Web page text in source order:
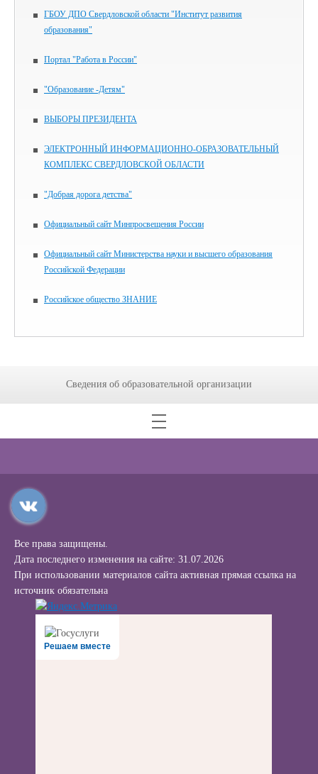
ГБОУ ДПО Свердловской области "Институт развития
образования"
Портал "Работа в России"
"Образование -Детям"
ВЫБОРЫ ПРЕЗИДЕНТА
ЭЛЕКТРОННЫЙ ИНФОРМАЦИОННО-ОБРАЗОВАТЕЛЬНЫЙ
КОМПЛЕКС СВЕРДЛОВСКОЙ ОБЛАСТИ
"Добрая дорога детства"
Официальный сайт Минпросвещения России
Официальный сайт Министерства науки и высшего образования
Российской Федерации
Российское общество ЗНАНИЕ
Сведения об образовательной организации
Все права защищены.
Дата последнего изменения на сайте: 31.07.2026
При использовании материалов сайта активная прямая ссылка на
источник обязательна
Решаем вместе